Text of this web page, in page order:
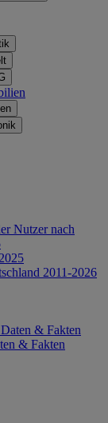
Nutzer nach
2011-2026
& Fakten
& Fakten